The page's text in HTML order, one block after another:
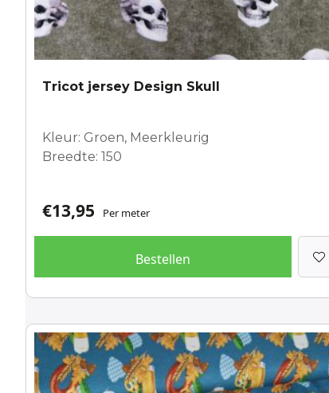
Tricot jersey Design Skull
Kleur: Groen, Meerkleurig
Breedte: 150
€13,95 Per meter
Bestellen